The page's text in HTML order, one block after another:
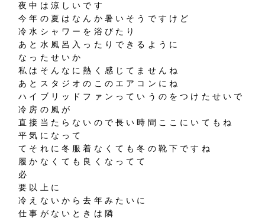
夜中は涼しいです
今年の夏はなんか暑いそうですけど
冷水シャワーを浴びたり
あと水風呂入ったりできるように
なったせいか
私はそんなに熱く感じてませんね
あとスタジオのこのエアコンにね
ハイブリッドファンっていうのをつけたせいで
冷房の風が
直接当たらないので長い時間ここにいてもね
平気になって
てそれに冬服着なくても冬の靴下ですね
履かなくても良くなってて
必
要以上に
冷えないから去年みたいに
仕事がないときは隣